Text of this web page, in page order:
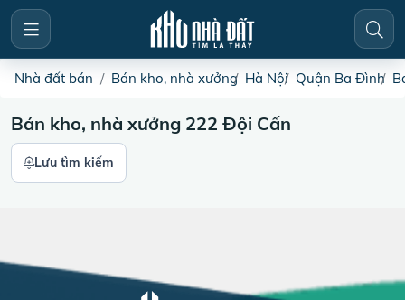
Nhà đất bán Bán kho, nhà xưởng Hà Nội Quận Ba Đình
Bán kho, nhà xưởng 222 Đội Cấn
Lưu tìm kiếm